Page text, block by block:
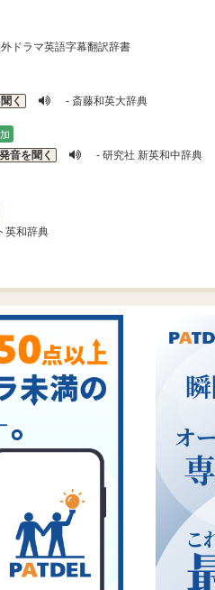
ドラマ英語字幕翻訳辞書
く - 斎藤和英大辞典
発音を聞く - 研究社 新英和中辞典
英和辞典